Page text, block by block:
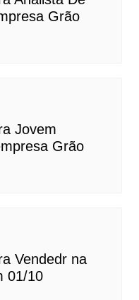
Grão
Jovem
Grão
Vendedr na
01/10